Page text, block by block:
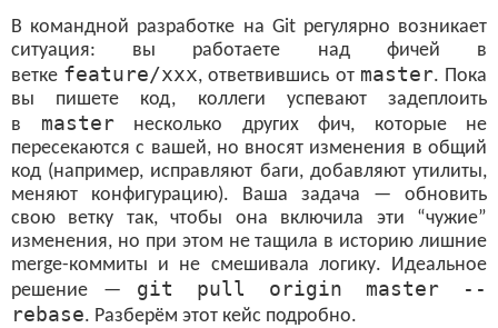
В командной разработке на Git регулярно возникает
ситуация: вы работаете над фичей в
ветке feature/xxx, ответвившись от master. Пока
вы пишете код, коллеги успевают задеплоить
в masterнесколько других фич, которые не
пересекаются с вашей, но вносят изменения в общий
код (например, исправляют баги, добавляют утилиты,
меняют конфигурацию). Ваша задача — обновить
свою ветку так, чтобы она включила эти “чужие”
изменения, но при этом не тащила в историю лишние
merge-коммиты и не смешивала логику. Идеальное
решение — git pull origin master --
rebase. Разберём этот кейс подробно.